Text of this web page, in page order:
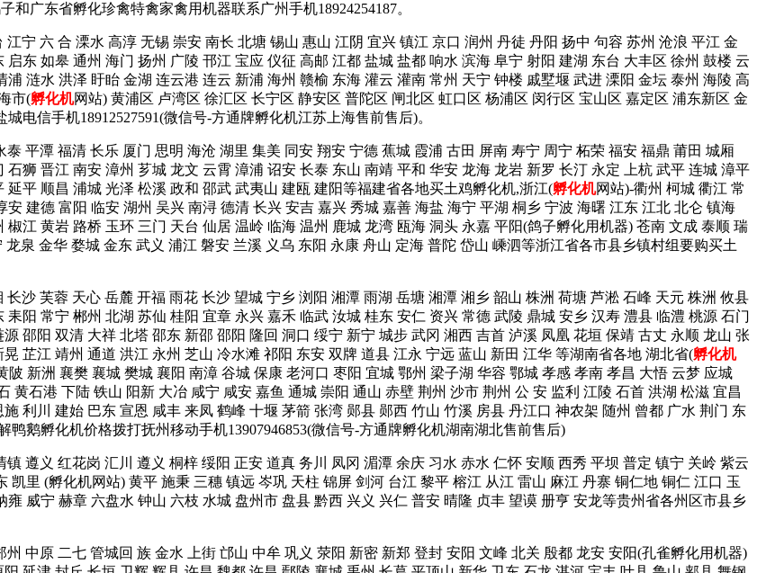
广东省孵化珍禽特禽家禽用机器联系广州手机18924254187。
宁 六 合 溧水 高淳 无锡 崇安 南长 北塘 锡山 惠山 江阴 宜兴 镇江 京口 润州 丹徒 丹阳 扬中 句容 苏州 沧浪 平江 金
东 如皋 通州 海门 扬州 广陵 邗江 宝应 仪征 高邮 江都 盐城 盐都 响水 滨海 阜宁 射阳 建湖 东台 大丰区 徐州 鼓楼 云
涟水 洪泽 盱眙 金湖 连云港 连云 新浦 海州 赣榆 东海 灌云 灌南 常州 天宁 钟楼 戚墅堰 武进 溧阳 金坛 泰州 海陵 高
市(孵化机网站) 黄浦区 卢湾区 徐汇区 长宁区 静安区 普陀区 闸北区 虹口区 杨浦区 闵行区 宝山区 嘉定区 浦东新区 金
电信手机18912527591(微信号-方通牌孵化机江苏上海售前售后)。
平潭 福清 长乐 厦门 思明 海沧 湖里 集美 同安 翔安 宁德 蕉城 霞浦 古田 屏南 寿宁 周宁 柘荣 福安 福鼎 莆田 城厢
狮 晋江 南安 漳州 芗城 龙文 云霄 漳浦 诏安 长泰 东山 南靖 平和 华安 龙海 龙岩 新罗 长汀 永定 上杭 武平 连城 漳平
平 顺昌 浦城 光泽 松溪 政和 邵武 武夷山 建瓯 建阳等福建省各地买土鸡孵化机,浙江(孵化机网站)-衢州 柯城 衢江 常
建德 富阳 临安 湖州 吴兴 南浔 德清 长兴 安吉 嘉兴 秀城 嘉善 海盐 海宁 平湖 桐乡 宁波 海曙 江东 江北 北仑 镇海
江 黄岩 路桥 玉环 三门 天台 仙居 温岭 临海 温州 鹿城 龙湾 瓯海 洞头 永嘉 平阳(鸽子孵化用机器) 苍南 文成 泰顺 瑞
泉 金华 婺城 金东 武义 浦江 磐安 兰溪 义乌 东阳 永康 舟山 定海 普陀 岱山 嵊泗等浙江省各市县乡镇村组要购买土
沙 芙蓉 天心 岳麓 开福 雨花 长沙 望城 宁乡 浏阳 湘潭 雨湖 岳塘 湘潭 湘乡 韶山 株洲 荷塘 芦淞 石峰 天元 株洲 攸县
阳 常宁 郴州 北湖 苏仙 桂阳 宜章 永兴 嘉禾 临武 汝城 桂东 安仁 资兴 常德 武陵 鼎城 安乡 汉寿 澧县 临澧 桃源 石门
邵阳 双清 大祥 北塔 邵东 新邵 邵阳 隆回 洞口 绥宁 新宁 城步 武冈 湘西 吉首 泸溪 凤凰 花垣 保靖 古丈 永顺 龙山 张
芷江 靖州 通道 洪江 永州 芝山 冷水滩 祁阳 东安 双牌 道县 江永 宁远 蓝山 新田 江华 等湖南省各地 湖北省(孵化机
新洲 襄樊 襄城 樊城 襄阳 南漳 谷城 保康 老河口 枣阳 宜城 鄂州 梁子湖 华容 鄂城 孝感 孝南 孝昌 大悟 云梦 应城
黄石港 下陆 铁山 阳新 大冶 咸宁 咸安 嘉鱼 通城 崇阳 通山 赤壁 荆州 沙市 荆州 公 安 监利 江陵 石首 洪湖 松滋 宜昌
利川 建始 巴东 宣恩 咸丰 来凤 鹤峰 十堰 茅箭 张湾 郧县 郧西 竹山 竹溪 房县 丹江口 神农架 随州 曾都 广水 荆门 东
鹅孵化机价格拨打抚州移动手机13907946853(微信号-方通牌孵化机湖南湖北售前售后)
遵义 红花岗 汇川 遵义 桐梓 绥阳 正安 道真 务川 凤冈 湄潭 余庆 习水 赤水 仁怀 安顺 西秀 平坝 普定 镇宁 关岭 紫云
里 (孵化机网站) 黄平 施秉 三穗 镇远 岑巩 天柱 锦屏 剑河 台江 黎平 榕江 从江 雷山 麻江 丹寨 铜仁地 铜仁 江口 玉
威宁 赫章 六盘水 钟山 六枝 水城 盘州市 盘县 黔西 兴义 兴仁 普安 晴隆 贞丰 望谟 册亨 安龙等贵州省各州区市县乡
中原 二七 管城回 族 金水 上街 邙山 中牟 巩义 荥阳 新密 新郑 登封 安阳 文峰 北关 殷都 龙安 安阳(孔雀孵化用机器)